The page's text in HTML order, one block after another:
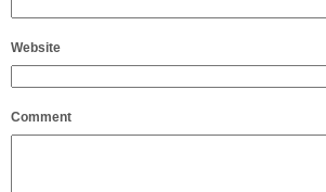
Website
Comment